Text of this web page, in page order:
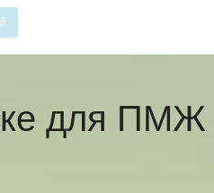
для ПМЖ